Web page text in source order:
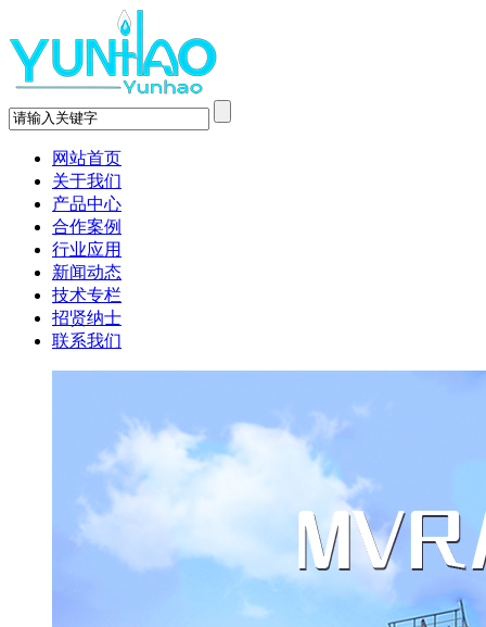
网站首页
关于我们
产品中心
合作案例
行业应用
新闻动态
技术专栏
招贤纳士
联系我们